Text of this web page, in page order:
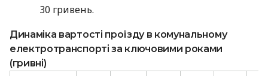
30 гривень.
Динаміка вартості проїзду в комунальному
електротранспорті за ключовими роками
(гривні)